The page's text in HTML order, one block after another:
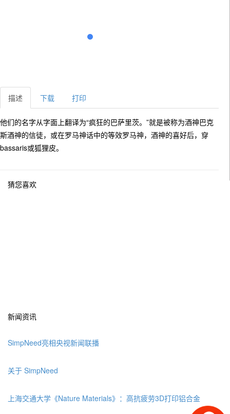
描述 下载 打印
他们的名字从字面上翻译为“疯狂的巴萨里茨。”就是被称为酒神巴克
斯酒神的信徒，或在罗马神话中的等效罗马神，酒神的喜好后，穿
bassaris或狐狸皮。
猜您喜欢
新闻资讯
SimpNeed亮相央视新闻联播
关于 SimpNeed
上海交通大学《Nature Materials》：高抗疲劳3D打印铝合金